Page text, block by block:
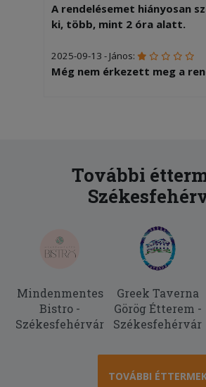
A rendelésemet hiányosan
ki, több, mint 2 óra alatt.
2025-09-13 - János:
Még nem érkezett meg a
Abszolút nem voltam
2.00óra hossza volt és hideg
pizza mire kiért a futár.
Ehetetlen össze dobált
száraz volt durván
További
Mindenmentes
Bistro -
Székesfehérvár
Greek Taverna
Görög Étterem -
Székesfehérvár
TOVÁBBI